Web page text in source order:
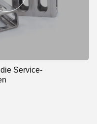
Service-